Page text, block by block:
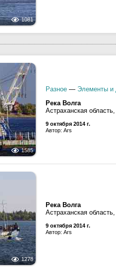
1081
1585
Разное — Элементы и
Река Волга
Астраханская
9 октября 2014 г.
Автор: Ars
1278
Река Волга
Астраханская
9 октября 2014 г.
Автор: Ars